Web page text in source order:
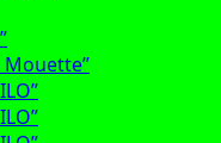
Mouette”